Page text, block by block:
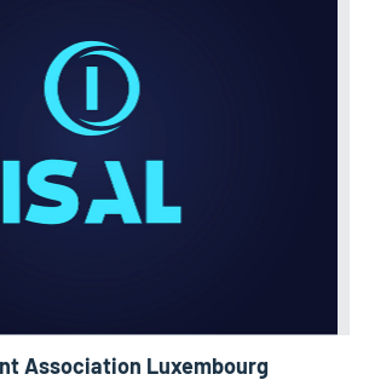
Association Luxembourg